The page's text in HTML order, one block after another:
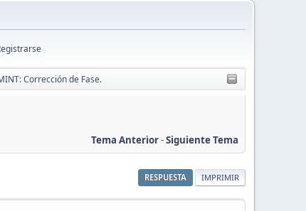
Corrección de Fase.
Tema Anterior-Siguiente Tema
RESPUESTA IMPRIMIR